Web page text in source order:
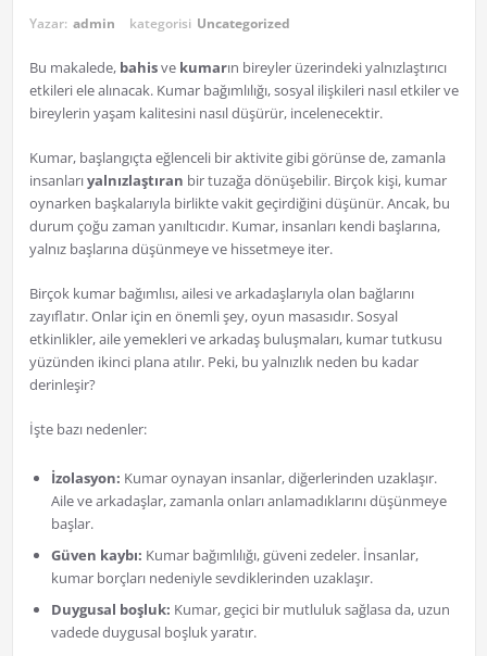
Yazar: admin kategorisi Uncategorized
Bu makalede, bahisve kumarın bireyler üzerindeki yalnızlaştırıcı
etkileri ele alınacak. Kumar bağımlılığı, sosyal ilişkileri nasıl etkiler ve
bireylerin yaşam kalitesini nasıl düşürür, incelenecektir.
Kumar, başlangıçta eğlenceli bir aktivite gibi görünse de, zamanla
insanlarıyalnızlaştıran bir tuzağa dönüşebilir. Birçok kişi, kumar
oynarken başkalarıyla birlikte vakit geçirdiğini düşünür. Ancak, bu
durum çoğu zaman yanıltıcıdır. Kumar, insanları kendi başlarına,
yalnız başlarına düşünmeye ve hissetmeye iter.
Birçok kumar bağımlısı, ailesi ve arkadaşlarıyla olan bağlarını
zayıflatır. Onlar için en önemli şey, oyun masasıdır. Sosyal
etkinlikler, aile yemekleri ve arkadaş buluşmaları, kumar tutkusu
yüzünden ikinci plana atılır. Peki, bu yalnızlık neden bu kadar
derinleşir?
İşte bazı nedenler:
İzolasyon: Kumar oynayan insanlar, diğerlerinden uzaklaşır.
Aile ve arkadaşlar, zamanla onları anlamadıklarını düşünmeye
başlar.
Güven kaybı: Kumar bağımlılığı, güveni zedeler. İnsanlar,
kumar borçları nedeniyle sevdiklerinden uzaklaşır.
Duygusal boşluk: Kumar, geçici bir mutluluk sağlasa da, uzun
vadede duygusal boşluk yaratır.